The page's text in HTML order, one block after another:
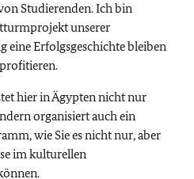
Studierenden. Ich bin
unserer
eine Erfolgsgeschichte bleiben
hier in Ägypten nicht nur
organisiert auch ein
wie Sie es nicht nur, aber
im kulturellen